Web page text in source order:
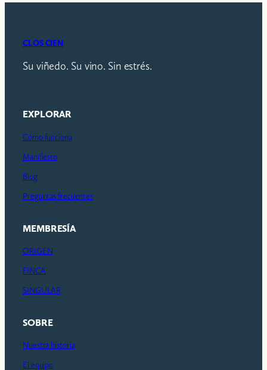
CLOS CIEN
Su viñedo. Su vino. Sin estrés.
EXPLORAR
Cómo funciona
Manifiesto
Blog
Preguntas frecuentes
MEMBRESÍA
ORIGEN
FINCA
SINGULAR
SOBRE
Nuestra historia
El equipo